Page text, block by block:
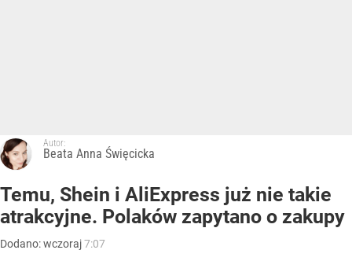
Autor:
Beata Anna Święcicka
Temu, Shein i AliExpress już nie takie
atrakcyjne. Polaków zapytano o zakupy
Dodano:wczoraj7:07